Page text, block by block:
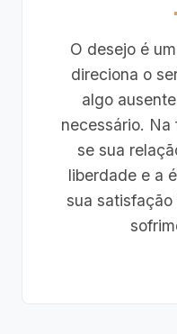
O desejo é
direciona o
algo
necessário.
se sua
liberdade e a
sua